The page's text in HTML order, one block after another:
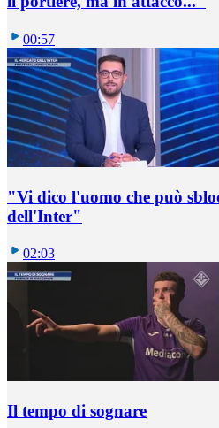
00:57
"Vi dico l'uomo che può
dell'Inter"
02:03
Il tempo di sognare